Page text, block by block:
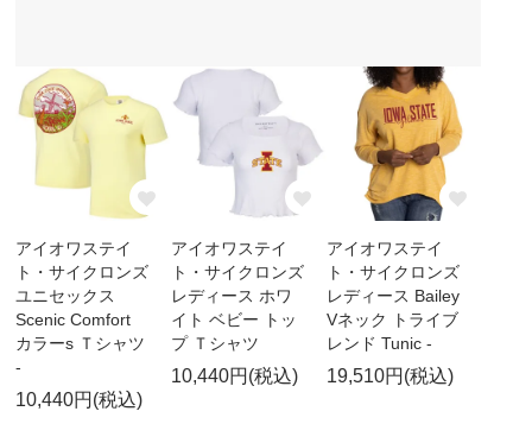
アイオワステイ
ト・サイクロンズ
ユニセックス
Scenic Comfort
カラーs Ｔシャツ
-
10,440円(税込)
アイオワステイ
ト・サイクロンズ
レディース ホワ
イト ベビー トッ
プ Ｔシャツ
10,440円(税込)
アイオワステイ
ト・サイクロンズ
レディース Bailey
Vネック トライブ
レンド Tunic -
19,510円(税込)